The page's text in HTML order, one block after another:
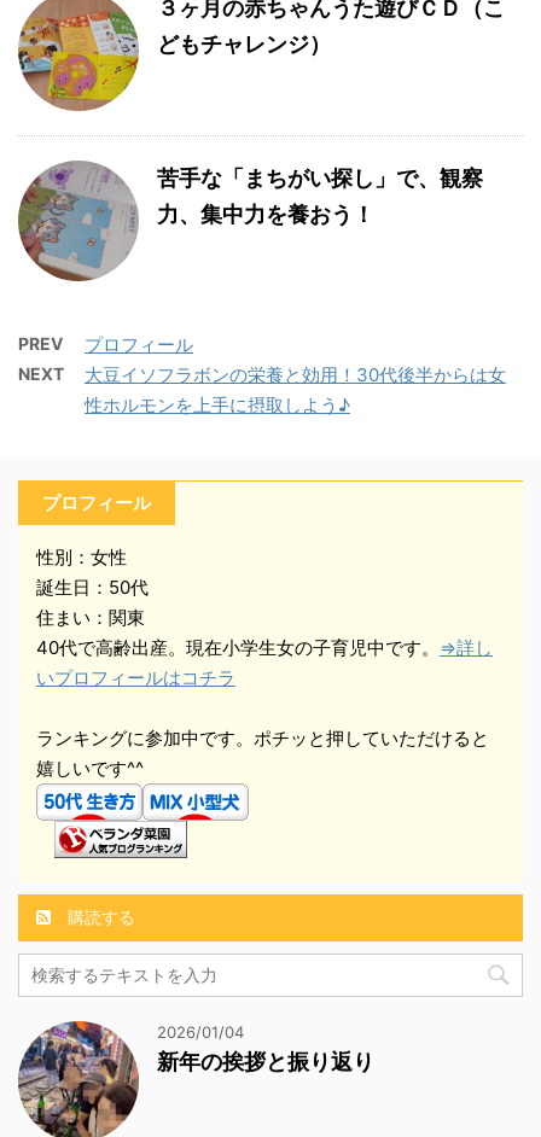
３ヶ月の赤ちゃんうた遊びＣＤ（こ
どもチャレンジ）
苦手な「まちがい探し」で、観察
力、集中力を養おう！
PREV プロフィール
NEXT
大豆イソフラボンの栄養と効用！30代後半からは女
性ホルモンを上手に摂取しよう♪
プロフィール
性別：女性
誕生日：50代
住まい：関東
40代で高齢出産。現在小学生女の子育児中です。 ⇒詳し
いプロフィールはコチラ
ランキングに参加中です。ポチッと押していただけると
嬉しいです^^
購読する
2026/01/04
新年の挨拶と振り返り